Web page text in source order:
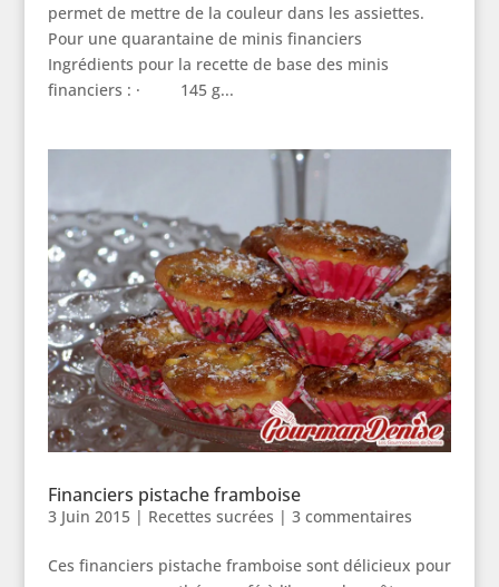
permet de mettre de la couleur dans les assiettes.
Pour une quarantaine de minis financiers
Ingrédients pour la recette de base des minis
financiers : · 145 g...
Financiers pistache framboise
3 Juin 2015| Recettes sucrées | 3 commentaires
Ces financiers pistache framboise sont délicieux pour